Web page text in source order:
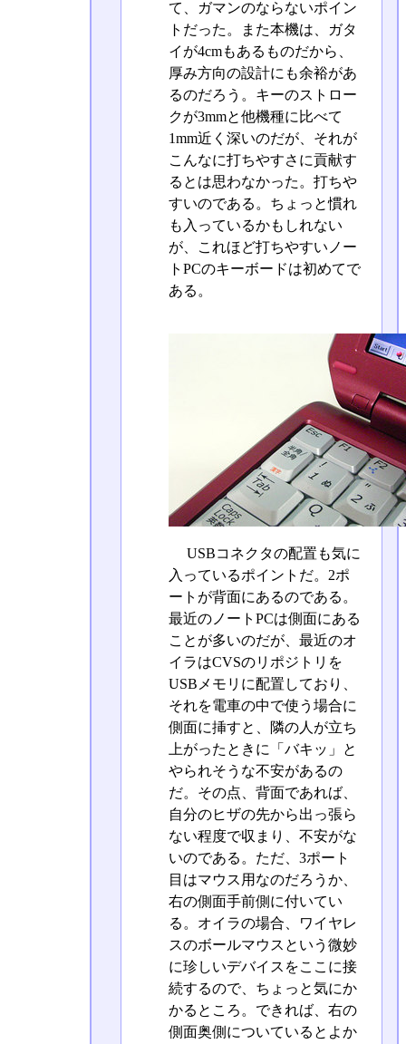
て、ガマンのならないポイン
トだった。また本機は、ガタ
イが4cmもあるものだから、
厚み方向の設計にも余裕があ
るのだろう。キーのストロー
クが3mmと他機種に比べて
1mm近く深いのだが、それが
こんなに打ちやすさに貢献す
るとは思わなかった。打ちや
すいのである。ちょっと慣れ
も入っているかもしれない
が、これほど打ちやすいノー
トPCのキーボードは初めてで
ある。
USBコネクタの配置も気に
入っているポイントだ。2ポ
ートが背面にあるのである。
最近のノートPCは側面にある
ことが多いのだが、最近のオ
イラはCVSのリポジトリを
USBメモリに配置しており、
それを電車の中で使う場合に
側面に挿すと、隣の人が立ち
上がったときに「バキッ」と
やられそうな不安があるの
だ。その点、背面であれば、
自分のヒザの先から出っ張ら
ない程度で収まり、不安がな
いのである。ただ、3ポート
目はマウス用なのだろうか、
右の側面手前側に付いてい
る。オイラの場合、ワイヤレ
スのボールマウスという微妙
に珍しいデバイスをここに接
続するので、ちょっと気にか
かるところ。できれば、右の
側面奥側についているとよか